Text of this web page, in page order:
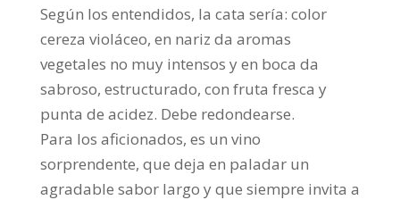
Según los entendidos, la cata sería: color
cereza violáceo, en nariz da aromas
vegetales no muy intensos y en boca da
sabroso, estructurado, con fruta fresca y
punta de acidez. Debe redondearse.
Para los aficionados, es un vino
sorprendente, que deja en paladar un
agradable sabor largo y que siempre invita a